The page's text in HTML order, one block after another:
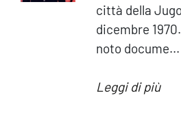
città della
dicembre
noto docume...
Leggi di più